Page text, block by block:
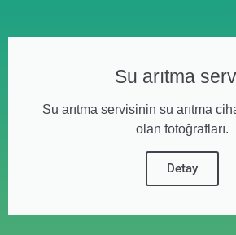
Su arıtma
Su arıtma servisinin su arıtma
olan fotoğrafları.
Detay